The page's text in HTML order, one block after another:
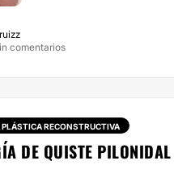
comentarios
PLÁSTICA RECONSTRUCTIVA
DE QUISTE PILONIDAL